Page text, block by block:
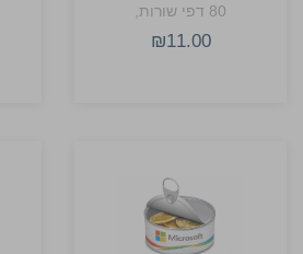
80 דפי שורות,
מתאימה לסיכומי
₪11.00